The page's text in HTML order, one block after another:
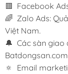
🟥 Facebook
🌈 Zalo Ads:
Việt Nam.
🔔 Các sàn giao
🔅 Email